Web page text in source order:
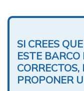
SI CREES
ESTE BARCO
CORRECTOS,
PROPONER